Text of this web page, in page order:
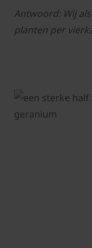
Antwoord: Wij
planten per